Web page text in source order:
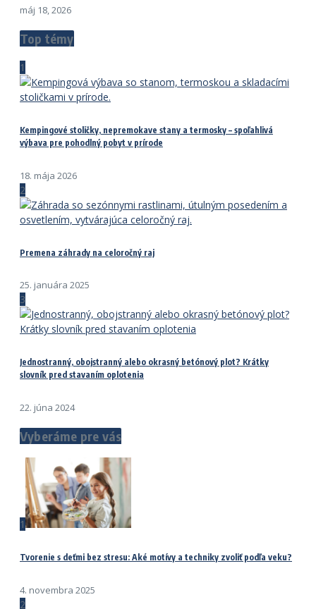
máj 18, 2026
Top témy
1
Kempingové stoličky, nepremokave stany a termosky – spoľahlivá
výbava pre pohodlný pobyt v prírode
18. mája 2026
2
Premena záhrady na celoročný raj
25. januára 2025
3
Jednostranný, obojstranný alebo okrasný betónový plot? Krátky
slovník pred stavaním oplotenia
22. júna 2024
Vyberáme pre vás
1
Tvorenie s deťmi bez stresu: Aké motívy a techniky zvoliť podľa veku?
4. novembra 2025
2